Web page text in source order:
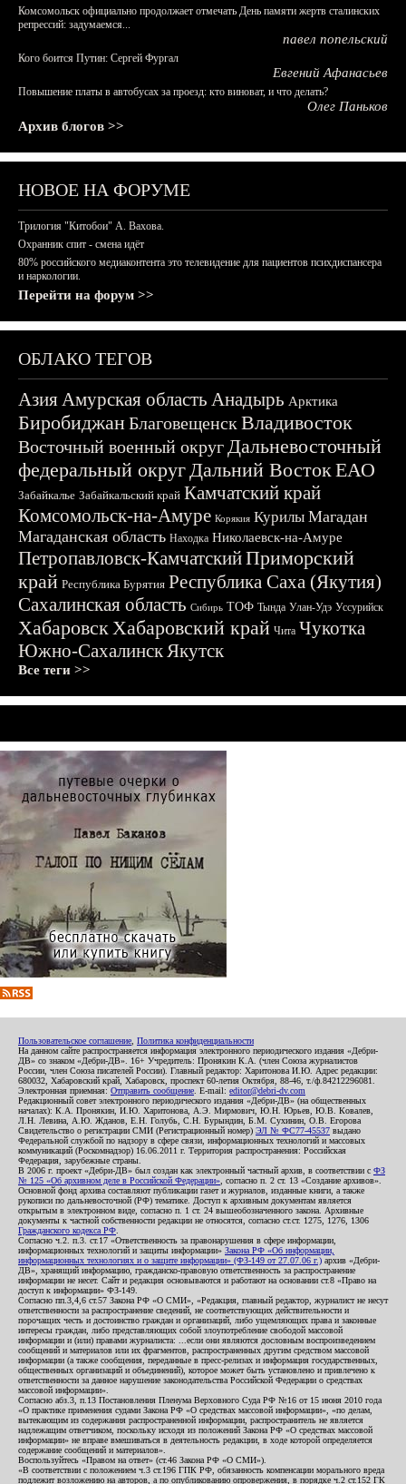
Комсомольск официально продолжает отмечать День памяти жертв сталинских
репрессий: задумаемся...
павел попельский
Кого боится Путин: Сергей Фургал
Евгений Афанасьев
Повышение платы в автобусах за проезд: кто виноват, и что делать?
Олег Паньков
Архив блогов >>
НОВОЕ НА ФОРУМЕ
Трилогия "Китобои" А. Вахова.
Охранник спит - смена идёт
80% российского медиаконтента это телевидение для пациентов психдиспансера
и наркологии.
Перейти на форум >>
ОБЛАКО ТЕГОВ
АзияАмурская область Анадырь Арктика
БиробиджанБлаговещенскВладивосток
Восточный военный округДальневосточный
федеральный округДальний ВостокЕАО
Забайкалье Забайкальский край Камчатский край
Комсомольск-на-Амуре Корякия Курилы Магадан
Магаданская область Находка Николаевск-на-Амуре
Петропавловск-КамчатскийПриморский
край Республика Бурятия Республика Саха (Якутия)
Сахалинская область Сибирь ТОФ Тында Улан-Удэ Уссурийск
ХабаровскХабаровский край Чита Чукотка
Южно-СахалинскЯкутск
Все теги >>
Пользовательское соглашение Политика конфиденциальности
На данном сайте распространяется информация электронного периодического издания «Дебри-
ДВ» со знаком «Дебри-ДВ». 16+ Учредитель: Пронякин К.А. (член Союза журналистов
России, член Союза писателей России). Главный редактор: Харитонова И.Ю. Адрес редакции:
680032, Хабаровский край, Хабаровск, проспект 60-летия Октября, 88-46, т./ф.84212296081.
Электронная приемная: Отправить сообщение . E-mail: editor@debri-dv.com
Редакционный совет электронного периодического издания «Дебри-ДВ» (на общественных
началах): К.А. Пронякин, И.Ю. Харитонова, А.Э. Мирмович, Ю.Н. Юрьев, Ю.В. Ковалев,
Л.Н. Левина, А.Ю. Жданов, Е.Н. Голубь, С.Н. Бурындин, Б.М. Сухинин, О.В. Егорова
Свидетельство о регистрации СМИ (Регистрационный номер) ЭЛ № ФС77-45537 выдано
Федеральной службой по надзору в сфере связи, информационных технологий и массовых
коммуникаций (Роскомнадзор) 16.06.2011 г. Территория распространения: Российская
Федерация, зарубежные страны.
В 2006 г. проект «Дебри-ДВ» был создан как электронный частный архив, в соответствии с ФЗ
№ 125 «Об архивном деле в Российской Федерации» , согласно п. 2 ст. 13 «Создание архивов».
Основной фонд архива составляют публикации газет и журналов, изданные книги, а также
рукописи по дальневосточной (РФ) тематике. Доступ к архивным документам является
открытым в электронном виде, согласно п. 1 ст. 24 вышеобозначенного закона. Архивные
документы к частной собственности редакции не относятся, согласно ст.ст. 1275, 1276, 1306
Гражданского кодекса РФ
Согласно ч.2. п.3. ст.17 «Ответственность за правонарушения в сфере информации,
информационных технологий и защиты информации» Закона РФ «Об информации,
информационных технологиях и о защите информации» (ФЗ-149 от 27.07.06 г.) архив «Дебри-
ДВ», хранящий информацию, гражданско-правовую ответственность за распространение
информации не несет. Сайт и редакция основываются и работают на основании ст.8 «Право на
доступ к информации» ФЗ-149.
Согласно пп.3,4,6 ст.57 Закона РФ «О СМИ», «Редакция, главный редактор, журналист не несут
ответственности за распространение сведений, не соответствующих действительности и
порочащих честь и достоинство граждан и организаций, либо ущемляющих права и законные
интересы граждан, либо представляющих собой злоупотребление свободой массовой
информации и (или) правами журналиста: ...если они являются дословным воспроизведением
сообщений и материалов или их фрагментов, распространенных другим средством массовой
информации (а также сообщения, переданные в пресс-релизах и информация государственных,
общественных организаций и объединений), которое может быть установлено и привлечено к
ответственности за данное нарушение законодательства Российской Федерации о средствах
массовой информации».
Согласно абз.3, п.13 Постановления Пленума Верховного Суда РФ №16 от 15 июня 2010 года
«О практике применения судами Закона РФ «О средствах массовой информации», «по делам,
вытекающим из содержания распространенной информации, распространитель не является
надлежащим ответчиком, поскольку исходя из положений Закона РФ «О средствах массовой
информации» не вправе вмешиваться в деятельность редакции, в ходе которой определяется
содержание сообщений и материалов».
Воспользуйтесь «Правом на ответ» (ст.46 Закона РФ «О СМИ»).
«В соответствии с положением ч.3 ст.196 ГПК РФ, обязанность компенсации морального вреда
подлежит возложению на авторов, а по опубликованию опровержения, в порядке ч.2 ст.152 ГК